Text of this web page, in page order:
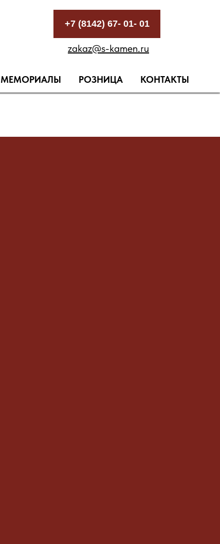
zakaz@s-kamen.ru
+7 (8142) 67- 01- 01
МЕМОРИАЛЫ РОЗНИЦА КОНТАКТЫ